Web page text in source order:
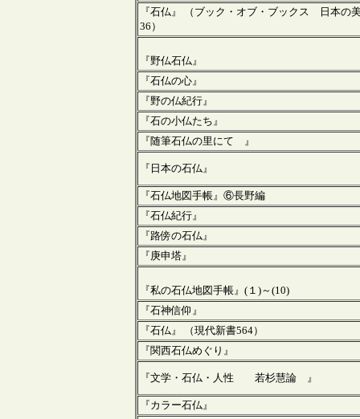
『石仏』 （ブック・オブ・ブックス 日本の
36）
『野仏石仏』
『石仏の心』
『野の仏紀行』
『石の小仏たち』
『随筆石仏の里にて 』
『日本の石仏』
『石仏地図手帳』⑥長野編
『石仏紀行』
『路傍の石仏』
『庚申塔』
『私の石仏地図手帳』(１)～(10)
『石神信仰』
『石仏』 （現代新書564）
『関西石仏めぐり』
『文学・石仏・人性 若杉慧論 』
『カラー石仏』